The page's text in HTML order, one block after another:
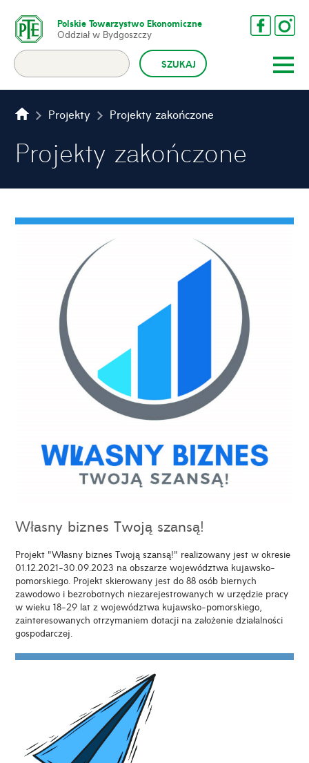
Polskie Towarzystwo Ekonomiczne
Oddział w Bydgoszczy
Projekty Projekty zakończone
Projekty zakończone
Własny biznes Twoją szansą!
Projekt "Własny biznes Twoją szansą!" realizowany jest w okresie
01.12.2021-30.09.2023 na obszarze województwa kujawsko-
pomorskiego. Projekt skierowany jest do 88 osób biernych
zawodowo i bezrobotnych niezarejestrowanych w urzędzie pracy
w wieku 18-29 lat z województwa kujawsko-pomorskiego,
zainteresowanych otrzymaniem dotacji na założenie działalności
gospodarczej.